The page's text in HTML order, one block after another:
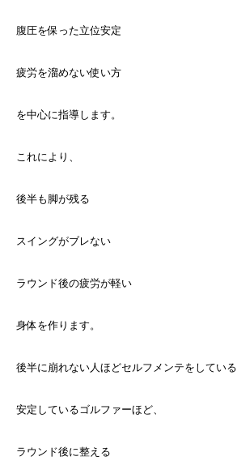
腹圧を保った立位安定
疲労を溜めない使い方
を中心に指導します。
これにより、
後半も脚が残る
スイングがブレない
ラウンド後の疲労が軽い
身体を作ります。
後半に崩れない人ほどセルフメンテをしている
安定しているゴルファーほど、
ラウンド後に整える